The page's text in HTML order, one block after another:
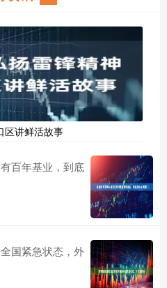
区讲鲜活故事
百年基业，到底
国紧急状态，外